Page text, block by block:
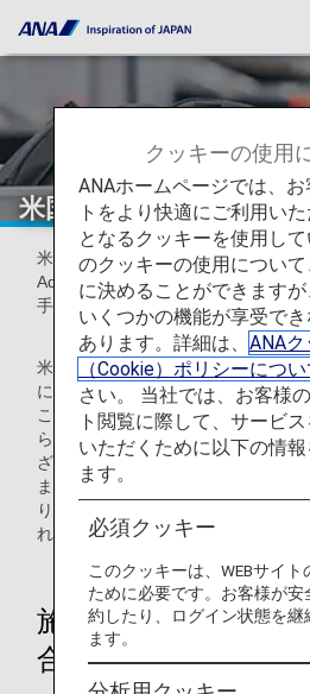
米国出入国時の手荷物
米国当局(運輸保安局：
Administration)より、爆弾テロ等へ
手荷物検査体制の通知がされていま
米国の各空港を出発または、乗り継
になる手荷物については、「預ける
ことが求められております。検査
られる場合、当局係員による中身
ざいます。
また施錠されている手荷物は、状況
り手荷物所有者、航空会社への告知
れる場合もございますのでご留意く
施錠して手荷物をお
合
クッキーの使用
ANAホームページでは、お
トをより快適にご利用い
となるクッキーを使用し
のクッキーの使用につい
に決めることができます
いくつかの機能が享受で
あります。詳細は、 ANA
（Cookie）ポリシーについ
さい。 当社では、お客様
ト閲覧に際して、サービ
いただくために以下の情
ます。
必須クッキー
このクッキーは、WEBサイ
ために必要です。お客様が
約したり、ログイン状態を継
ます。